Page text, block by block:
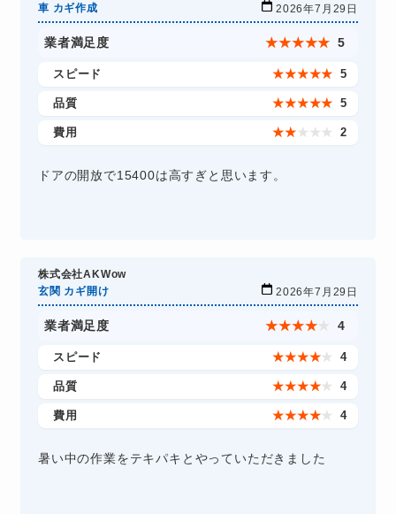
車 カギ作成
2026年7月29日
業者満足度 ★★★★★ 5
スピード ★★★★★ 5
品質 ★★★★★ 5
費用 ★★ ★ ★ ★ 2
ドアの開放で15400は高すぎと思います。
株式会社AKWow
玄関 カギ開け
2026年7月29日
業者満足度 ★★★★★ 4
スピード ★★★★★ 4
品質 ★★★★★ 4
費用 ★★★★★ 4
暑い中の作業をテキパキとやっていただきました